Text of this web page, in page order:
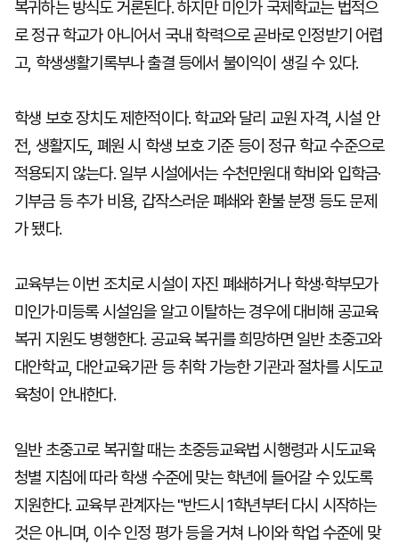
복귀하는 방식도 거론된다. 하지만 미인가 국제학교는 법적으
로 정규 학교가 아니어서 국내 학력으로 곧바로 인정받기 어렵
고, 학생생활기록부나 출결 등에서 불이익이 생길 수 있다.
학생 보호 장치도 제한적이다. 학교와 달리 교원 자격, 시설 안
전, 생활지도, 폐원 시 학생 보호 기준 등이 정규 학교 수준으로
적용되지 않는다. 일부 시설에서는 수천만원대 학비와 입학금·
기부금 등 추가 비용, 갑작스러운 폐쇄와 환불 분쟁 등도 문제
가 됐다.
교육부는 이번 조치로 시설이 자진 폐쇄하거나 학생·학부모가
미인가·미등록 시설임을 알고 이탈하는 경우에 대비해 공교육
복귀 지원도 병행한다. 공교육 복귀를 희망하면 일반 초중고와
대안학교, 대안교육기관 등 취학 가능한 기관과 절차를 시도교
육청이 안내한다.
일반 초중고로 복귀할 때는 초중등교육법 시행령과 시도교육
청별 지침에 따라 학생 수준에 맞는 학년에 들어갈 수 있도록
지원한다. 교육부 관계자는 "반드시 1학년부터 다시 시작하는
것은 아니며, 이수 인정 평가 등을 거쳐 나이와 학업 수준에 맞